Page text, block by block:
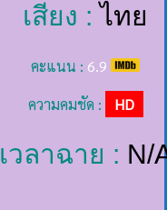
เสียง :ไทย
คะแนน : 6.9
ความคมชัด :
HD
เวลาฉาย : N/